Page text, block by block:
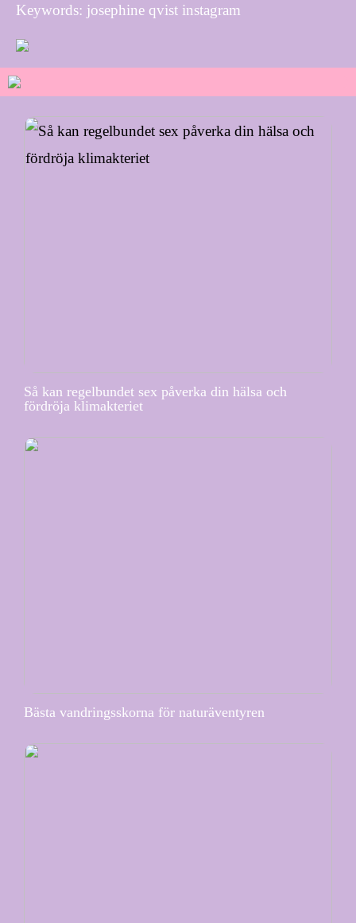
Keywords: josephine qvist instagram
Så kan regelbundet sex påverka din hälsa och
fördröja klimakteriet
Bästa vandringsskorna för naturäventyren